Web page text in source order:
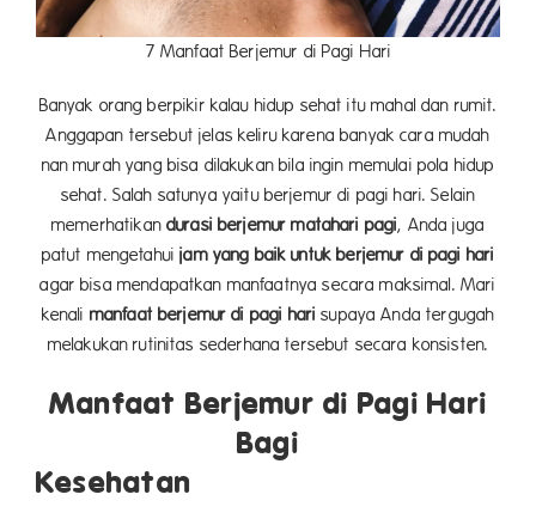
7 Manfaat Berjemur di Pagi Hari
Banyak orang berpikir kalau hidup sehat itu mahal dan rumit.
Anggapan tersebut jelas keliru karena banyak cara mudah
nan murah yang bisa dilakukan bila ingin memulai pola hidup
sehat. Salah satunya yaitu berjemur di pagi hari. Selain
memerhatikan durasi berjemur matahari pagi, Anda juga
patut mengetahuijam yang baik untuk berjemur di pagi hari
agar bisa mendapatkan manfaatnya secara maksimal. Mari
kenali manfaat berjemur di pagi hari supaya Anda tergugah
melakukan rutinitas sederhana tersebut secara konsisten.
Manfaat Berjemur di Pagi Hari
Bagi